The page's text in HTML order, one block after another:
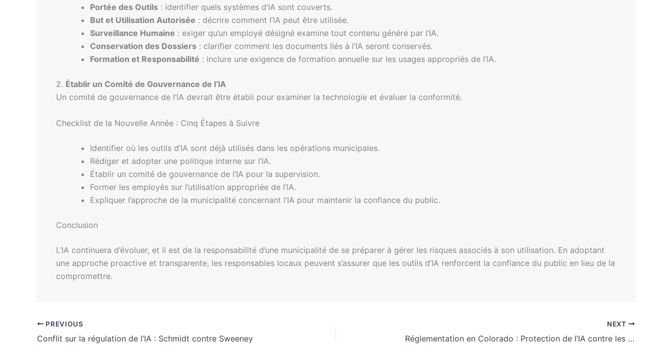
Portée des Outils : identifier quels systèmes d’IA sont couverts.
But et Utilisation Autorisée : décrire comment l’IA peut être utilisée.
Surveillance Humaine : exiger qu’un employé désigné examine tout contenu généré par l’IA.
Conservation des Dossiers : clarifier comment les documents liés à l’IA seront conservés.
Formation et Responsabilité : inclure une exigence de formation annuelle sur les usages appropriés de l’IA.
2. Établir un Comité de Gouvernance de l’IA
Un comité de gouvernance de l’IA devrait être établi pour examiner la technologie et évaluer la conformité.
Checklist de la Nouvelle Année : Cinq Étapes à Suivre
Identifier où les outils d’IA sont déjà utilisés dans les opérations municipales.
Rédiger et adopter une politique interne sur l’IA.
Établir un comité de gouvernance de l’IA pour la supervision.
Former les employés sur l’utilisation appropriée de l’IA.
Expliquer l’approche de la municipalité concernant l’IA pour maintenir la confiance du public.
Conclusion
L’IA continuera d’évoluer, et il est de la responsabilité d’une municipalité de se préparer à gérer les risques associés à son utilisation. En adoptant
une approche proactive et transparente, les responsables locaux peuvent s’assurer que les outils d’IA renforcent la confiance du public en lieu de la
compromettre.
PREVIOUS
Conflit sur la régulation de l’IA : Schmidt contre Sweeney
NEXT
Réglementation en Colorado : Protection de l’IA contre les plaintes pour exercice illégal du droit